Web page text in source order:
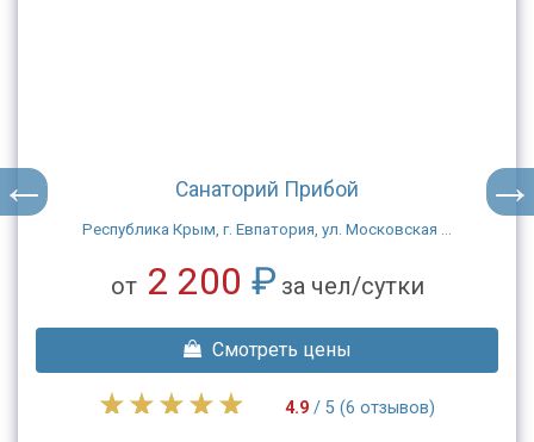
Санаторий Прибой
Республика Крым, г. Евпатория, ул. Московская ...
от 2 200 ₽ за чел/сутки
Смотреть цены
4.9/ 5 (6 отзывов)